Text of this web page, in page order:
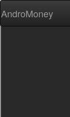
AndroMoney